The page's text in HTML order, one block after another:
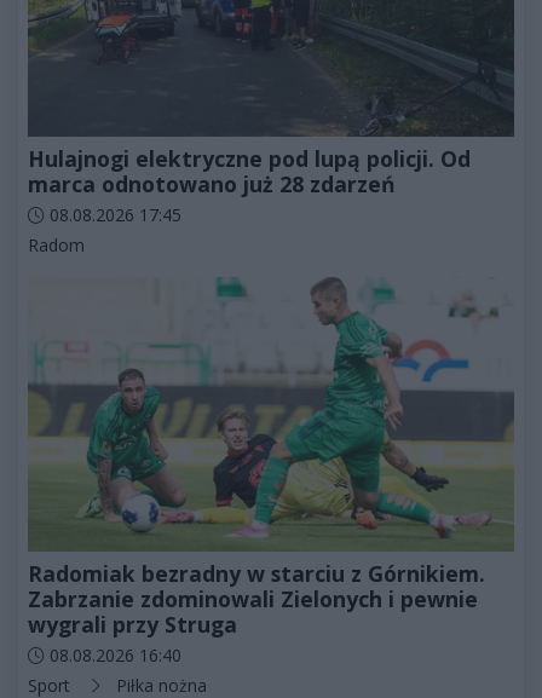
Hulajnogi elektryczne pod lupą policji. Od
marca odnotowano już 28 zdarzeń
Data dodania artykułu:
08.08.2026 17:45
Kategorie artykułu:
Radom
Radomiak bezradny w starciu z Górnikiem.
Zabrzanie zdominowali Zielonych i pewnie
wygrali przy Struga
Data dodania artykułu:
08.08.2026 16:40
Kategorie artykułu:
Sport Piłka nożna